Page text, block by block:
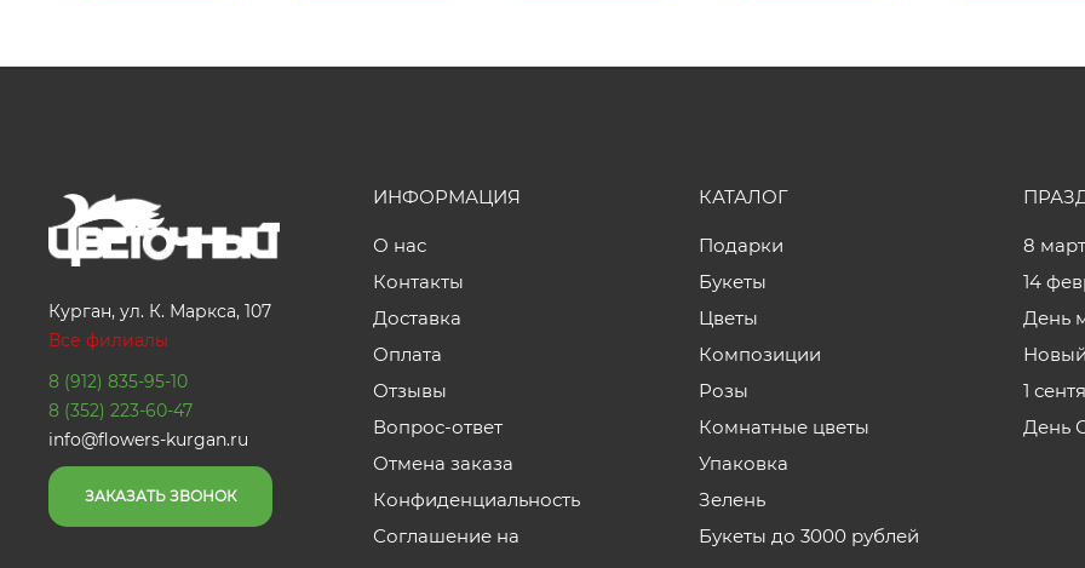
Курган, ул. К. Маркса, 107
Все филиалы
8 (912) 835-95-10
8 (352) 223-60-47
info@flowers-kurgan.ru
ЗАКАЗАТЬ ЗВОНОК
ИНФОРМАЦИЯ
О нас
Контакты
Доставка
Оплата
Отзывы
Вопрос-ответ
Отмена заказа
Конфиденциальность
Соглашение на
КАТАЛОГ
Подарки
Букеты
Цветы
Композиции
Розы
Комнатные цветы
Упаковка
Зелень
Букеты до 3000 рублей
8
14
День
1
День